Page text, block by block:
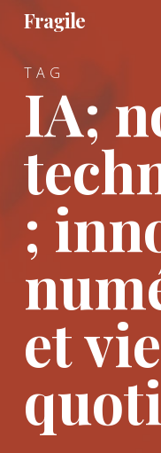
Skip
content
Fragile
TAG
IA;
;
et vie